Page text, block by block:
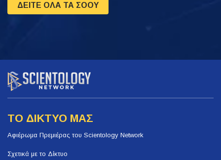
ΔΕΙΤΕ ΟΛΑ ΤΑ ΣΟΟΥ
ΤΟ ΔΙΚΤΥΟ ΜΑΣ
Αφιέρωμα Πρεμιέρας του Scientology Network
Σχετικά με το Δίκτυο